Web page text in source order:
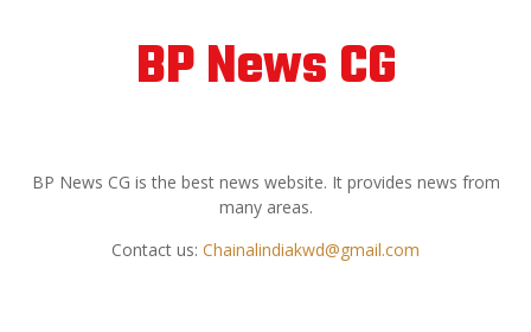
BP News CG
BP News CG is the best news website. It provides news from
many areas.
Contact us: Chainalindiakwd@gmail.com